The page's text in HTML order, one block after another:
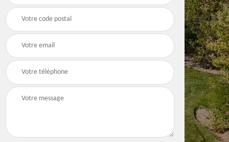
demoussage de
toiture 31
Pose de clôture et
grillage 31